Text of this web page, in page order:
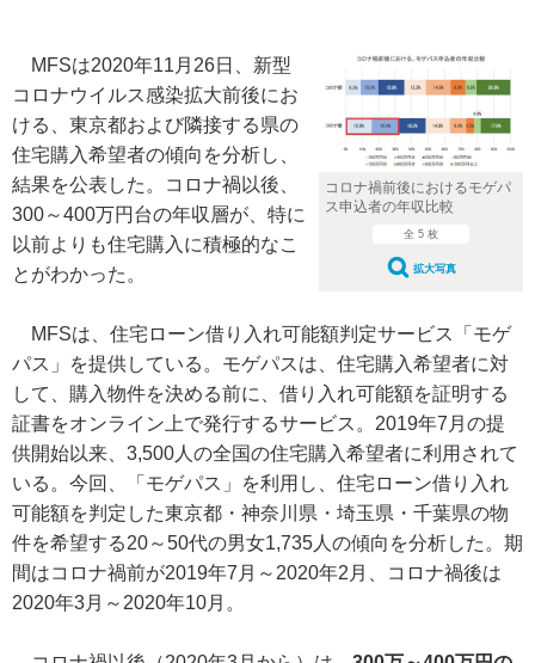
コロナ禍前後におけるモゲパ
ス申込者の年収比較
全 5 枚
拡大写真
MFSは2020年11月26日、新型
コロナウイルス感染拡大前後にお
ける、東京都および隣接する県の
住宅購入希望者の傾向を分析し、
結果を公表した。コロナ禍以後、
300～400万円台の年収層が、特に
以前よりも住宅購入に積極的なこ
とがわかった。
MFSは、住宅ローン借り入れ可能額判定サービス「モゲ
パス」を提供している。モゲパスは、住宅購入希望者に対
して、購入物件を決める前に、借り入れ可能額を証明する
証書をオンライン上で発行するサービス。2019年7月の提
供開始以来、3,500人の全国の住宅購入希望者に利用されて
いる。今回、「モゲパス」を利用し、住宅ローン借り入れ
可能額を判定した東京都・神奈川県・埼玉県・千葉県の物
件を希望する20～50代の男女1,735人の傾向を分析した。期
間はコロナ禍前が2019年7月～2020年2月、コロナ禍後は
2020年3月～2020年10月。